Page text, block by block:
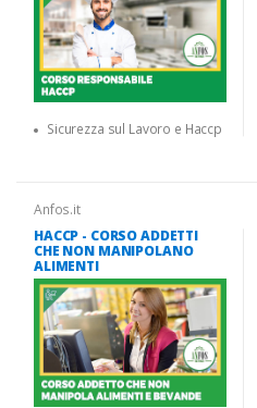
Sicurezza sul Lavoro e Haccp
Anfos.it
HACCP - CORSO ADDETTI
CHE NON MANIPOLANO
ALIMENTI